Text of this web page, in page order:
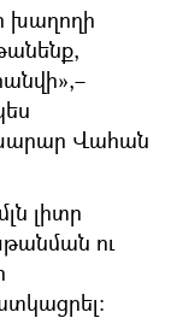
խաղողի
Վահան
լիտր
ու